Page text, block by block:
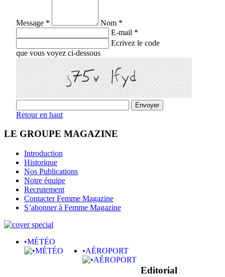
Message *
Nom *
E-mail *
Ecrivez le code
que vous voyez ci-dessous
Retour en haut
LE GROUPE MAGAZINE
Introduction
Historique
Nos Publications
Notre équipe
Recrutement
Contacter Femme Magazine
S’abonner à Femme Magazine
•MÉTÉO
•AÉROPORT
Editorial